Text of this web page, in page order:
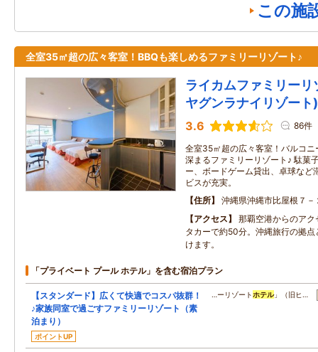
この施
全室35㎡超の広々客室！BBQも楽しめるファミリーリゾート♪
ライカムファミリー
ヤグンラナイリゾート)
3.6 86件
全室35㎡超の広々客室！バルコ
深まるファミリーリゾート♪ 駄菓
ー、ボードゲーム貸出、卓球など
ビスが充実。
住所
沖縄県沖縄市比屋根７－
アクセス
那覇空港からのア
タカーで約50分。沖縄旅行の拠
けます。
「プライベート プール ホテル」を含む宿泊プラン
【スタンダード】広くて快適でコスパ抜群！
♪家族同室で過ごすファミリーリゾート（素
泊まり）
ポイントUP
…ーリゾート ホテル」（旧ヒ…